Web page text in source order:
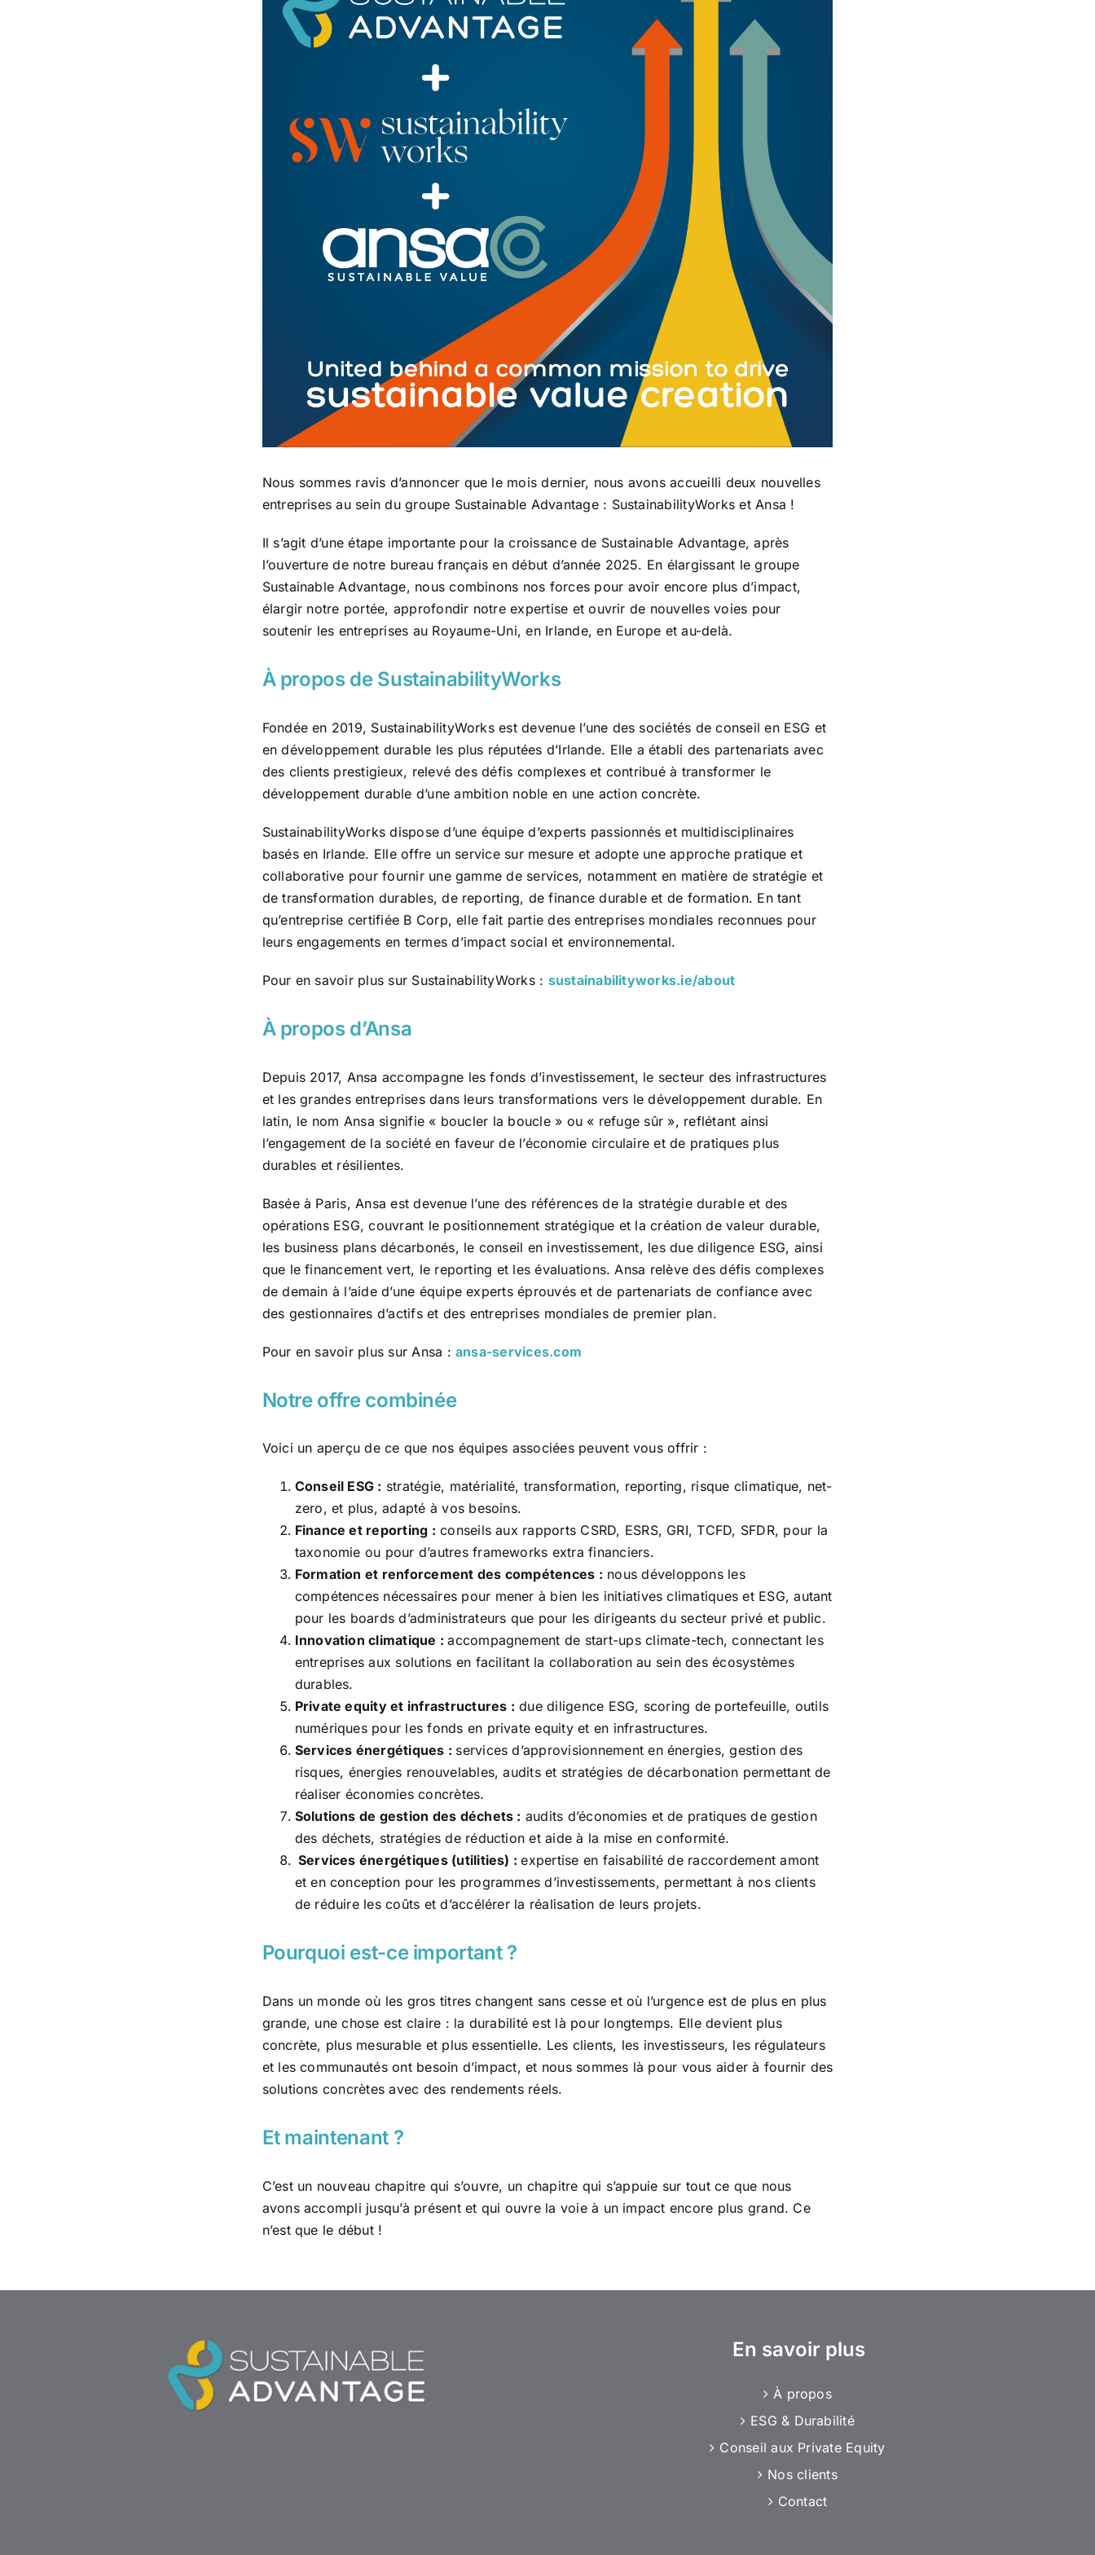
Nous sommes ravis d’annoncer que le mois dernier, nous avons accueilli deux nouvelles
entreprises au sein du groupe Sustainable Advantage : SustainabilityWorks et Ansa !
Il s’agit d’une étape importante pour la croissance de Sustainable Advantage, après
l’ouverture de notre bureau français en début d’année 2025. En élargissant le groupe
Sustainable Advantage, nous combinons nos forces pour avoir encore plus d’impact,
élargir notre portée, approfondir notre expertise et ouvrir de nouvelles voies pour
soutenir les entreprises au Royaume-Uni, en Irlande, en Europe et au-delà.
À propos de SustainabilityWorks
Fondée en 2019, SustainabilityWorks est devenue l’une des sociétés de conseil en ESG et
en développement durable les plus réputées d’Irlande. Elle a établi des partenariats avec
des clients prestigieux, relevé des défis complexes et contribué à transformer le
développement durable d’une ambition noble en une action concrète.
SustainabilityWorks dispose d’une équipe d’experts passionnés et multidisciplinaires
basés en Irlande. Elle offre un service sur mesure et adopte une approche pratique et
collaborative pour fournir une gamme de services, notamment en matière de stratégie et
de transformation durables, de reporting, de finance durable et de formation. En tant
qu’entreprise certifiée B Corp, elle fait partie des entreprises mondiales reconnues pour
leurs engagements en termes d’impact social et environnemental.
Pour en savoir plus sur SustainabilityWorks : sustainabilityworks.ie/about
À propos d’Ansa
Depuis 2017, Ansa accompagne les fonds d’investissement, le secteur des infrastructures
et les grandes entreprises dans leurs transformations vers le développement durable. En
latin, le nom Ansa signifie « boucler la boucle » ou « refuge sûr », reflétant ainsi
l’engagement de la société en faveur de l’économie circulaire et de pratiques plus
durables et résilientes.
Basée à Paris, Ansa est devenue l’une des références de la stratégie durable et des
opérations ESG, couvrant le positionnement stratégique et la création de valeur durable,
les business plans décarbonés, le conseil en investissement, les due diligence ESG, ainsi
que le financement vert, le reporting et les évaluations. Ansa relève des défis complexes
de demain à l’aide d’une équipe experts éprouvés et de partenariats de confiance avec
des gestionnaires d’actifs et des entreprises mondiales de premier plan.
Pour en savoir plus sur Ansa : ansa-services.com
Notre offre combinée
Voici un aperçu de ce que nos équipes associées peuvent vous offrir :
Conseil ESG : stratégie, matérialité, transformation, reporting, risque climatique, net-
zero, et plus, adapté à vos besoins.
Finance et reporting : conseils aux rapports CSRD, ESRS, GRI, TCFD, SFDR, pour la
taxonomie ou pour d’autres frameworks extra financiers.
Formation et renforcement des compétences : nous développons les
compétences nécessaires pour mener à bien les initiatives climatiques et ESG, autant
pour les boards d’administrateurs que pour les dirigeants du secteur privé et public.
Innovation climatique :accompagnement de start-ups climate-tech, connectant les
entreprises aux solutions en facilitant la collaboration au sein des écosystèmes
durables.
Private equity et infrastructures : due diligence ESG, scoring de portefeuille, outils
numériques pour les fonds en private equity et en infrastructures.
Services énergétiques : services d’approvisionnement en énergies, gestion des
risques, énergies renouvelables, audits et stratégies de décarbonation permettant de
réaliser économies concrètes.
Solutions de gestion des déchets : audits d’économies et de pratiques de gestion
des déchets, stratégies de réduction et aide à la mise en conformité.
Services énergétiques (utilities) :expertise en faisabilité de raccordement amont
et en conception pour les programmes d’investissements, permettant à nos clients
de réduire les coûts et d’accélérer la réalisation de leurs projets.
Pourquoi est-ce important ?
Dans un monde où les gros titres changent sans cesse et où l’urgence est de plus en plus
grande, une chose est claire : la durabilité est là pour longtemps. Elle devient plus
concrète, plus mesurable et plus essentielle. Les clients, les investisseurs, les régulateurs
et les communautés ont besoin d’impact, et nous sommes là pour vous aider à fournir des
solutions concrètes avec des rendements réels.
Et maintenant ?
C’est un nouveau chapitre qui s’ouvre, un chapitre qui s’appuie sur tout ce que nous
avons accompli jusqu’à présent et qui ouvre la voie à un impact encore plus grand. Ce
n’est que le début !
En savoir plus
À propos
ESG & Durabilité
Conseil aux Private Equity
Nos clients
Contact